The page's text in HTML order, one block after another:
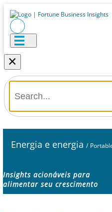
×
Energia e energia /
Insights acionáveis ​​para
alimentar seu crescimento